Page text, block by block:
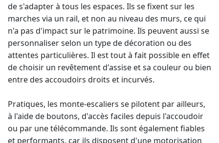
de s'adapter à tous les espaces. Ils se fixent sur les
marches via un rail, et non au niveau des murs, ce qui
n'a pas d'impact sur le patrimoine. Ils peuvent aussi se
personnaliser selon un type de décoration ou des
attentes particulières. Il est tout à fait possible en effet
de choisir un revêtement d'assise et sa couleur ou bien
entre des accoudoirs droits et incurvés.
Pratiques, les monte-escaliers se pilotent par ailleurs,
à l'aide de boutons, d'accès faciles depuis l'accoudoir
ou par une télécommande. Ils sont également fiables
et performants, car ils disposent d'une motorisation